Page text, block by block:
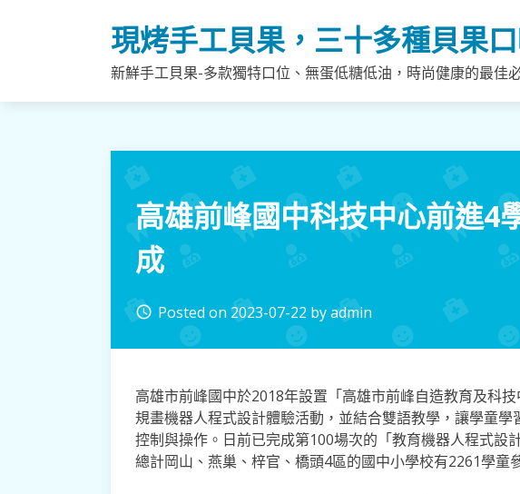
現烤手工貝果，三十多種貝果
新鮮手工貝果-多款獨特口位、無蛋低糖低油，時尚健康的最佳
高雄前峰國中科技中心前進4
成
access_time Posted on2023-07-22 byadmin
高雄市前峰國中於2018年設置「高雄市前峰自造教育及科
規畫機器人程式設計體驗活動，並結合雙語教學，讓學童
控制與操作。日前已完成第100場次的「教育機器人程式設
總計岡山、燕巢、梓官、橋頭4區的國中小學校有2261學童